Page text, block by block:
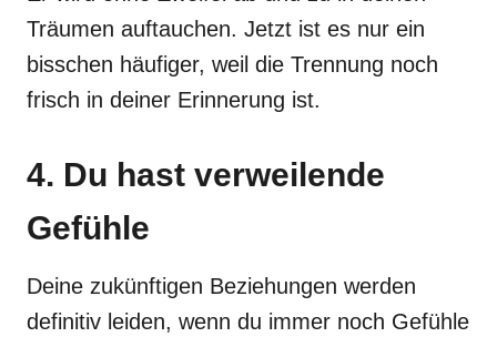
Träumen auftauchen. Jetzt ist es nur ein
bisschen häufiger, weil die Trennung noch
frisch in deiner Erinnerung ist.
4. Du hast verweilende
Gefühle
Deine zukünftigen Beziehungen werden
definitiv leiden, wenn du immer noch Gefühle